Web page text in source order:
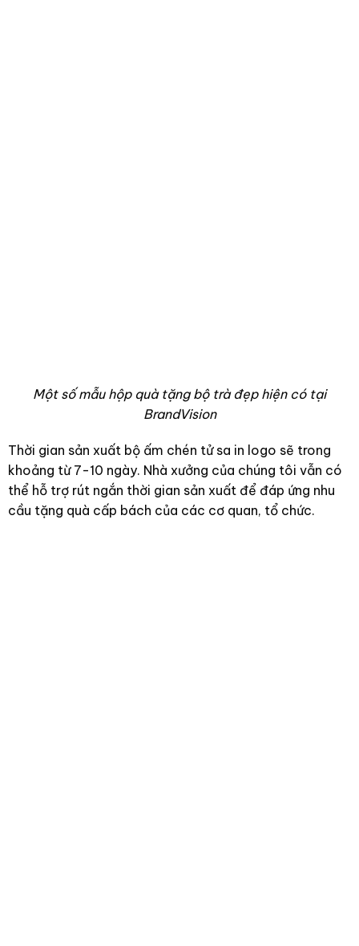
Một số mẫu hộp quà tặng bộ trà đẹp hiện có tại
BrandVision
Thời gian sản xuất bộ ấm chén tử sa in logo sẽ trong
khoảng từ 7-10 ngày. Nhà xưởng của chúng tôi vẫn có
thể hỗ trợ rút ngắn thời gian sản xuất để đáp ứng nhu
cầu tặng quà cấp bách của các cơ quan, tổ chức.